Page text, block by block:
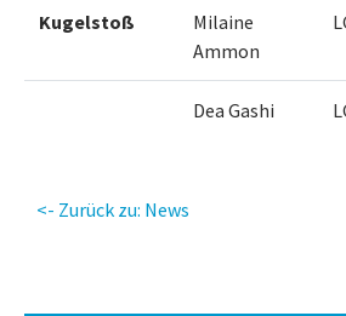
Kugelstoß
Milaine
Ammon
Dea Gashi
<- Zurück zu: News